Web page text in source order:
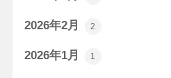
2026年2月 2
2026年1月 1